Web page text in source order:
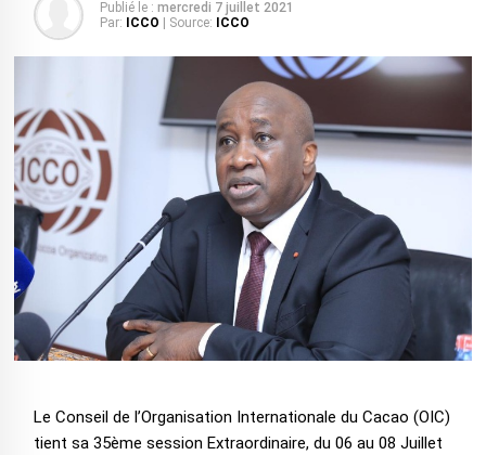
Publié le : mercredi 7 juillet 2021
Par:
ICCO | Source: ICCO
Le Conseil de l’Organisation Internationale du Cacao (OIC)
tient sa 35ème session Extraordinaire, du 06 au 08 Juillet